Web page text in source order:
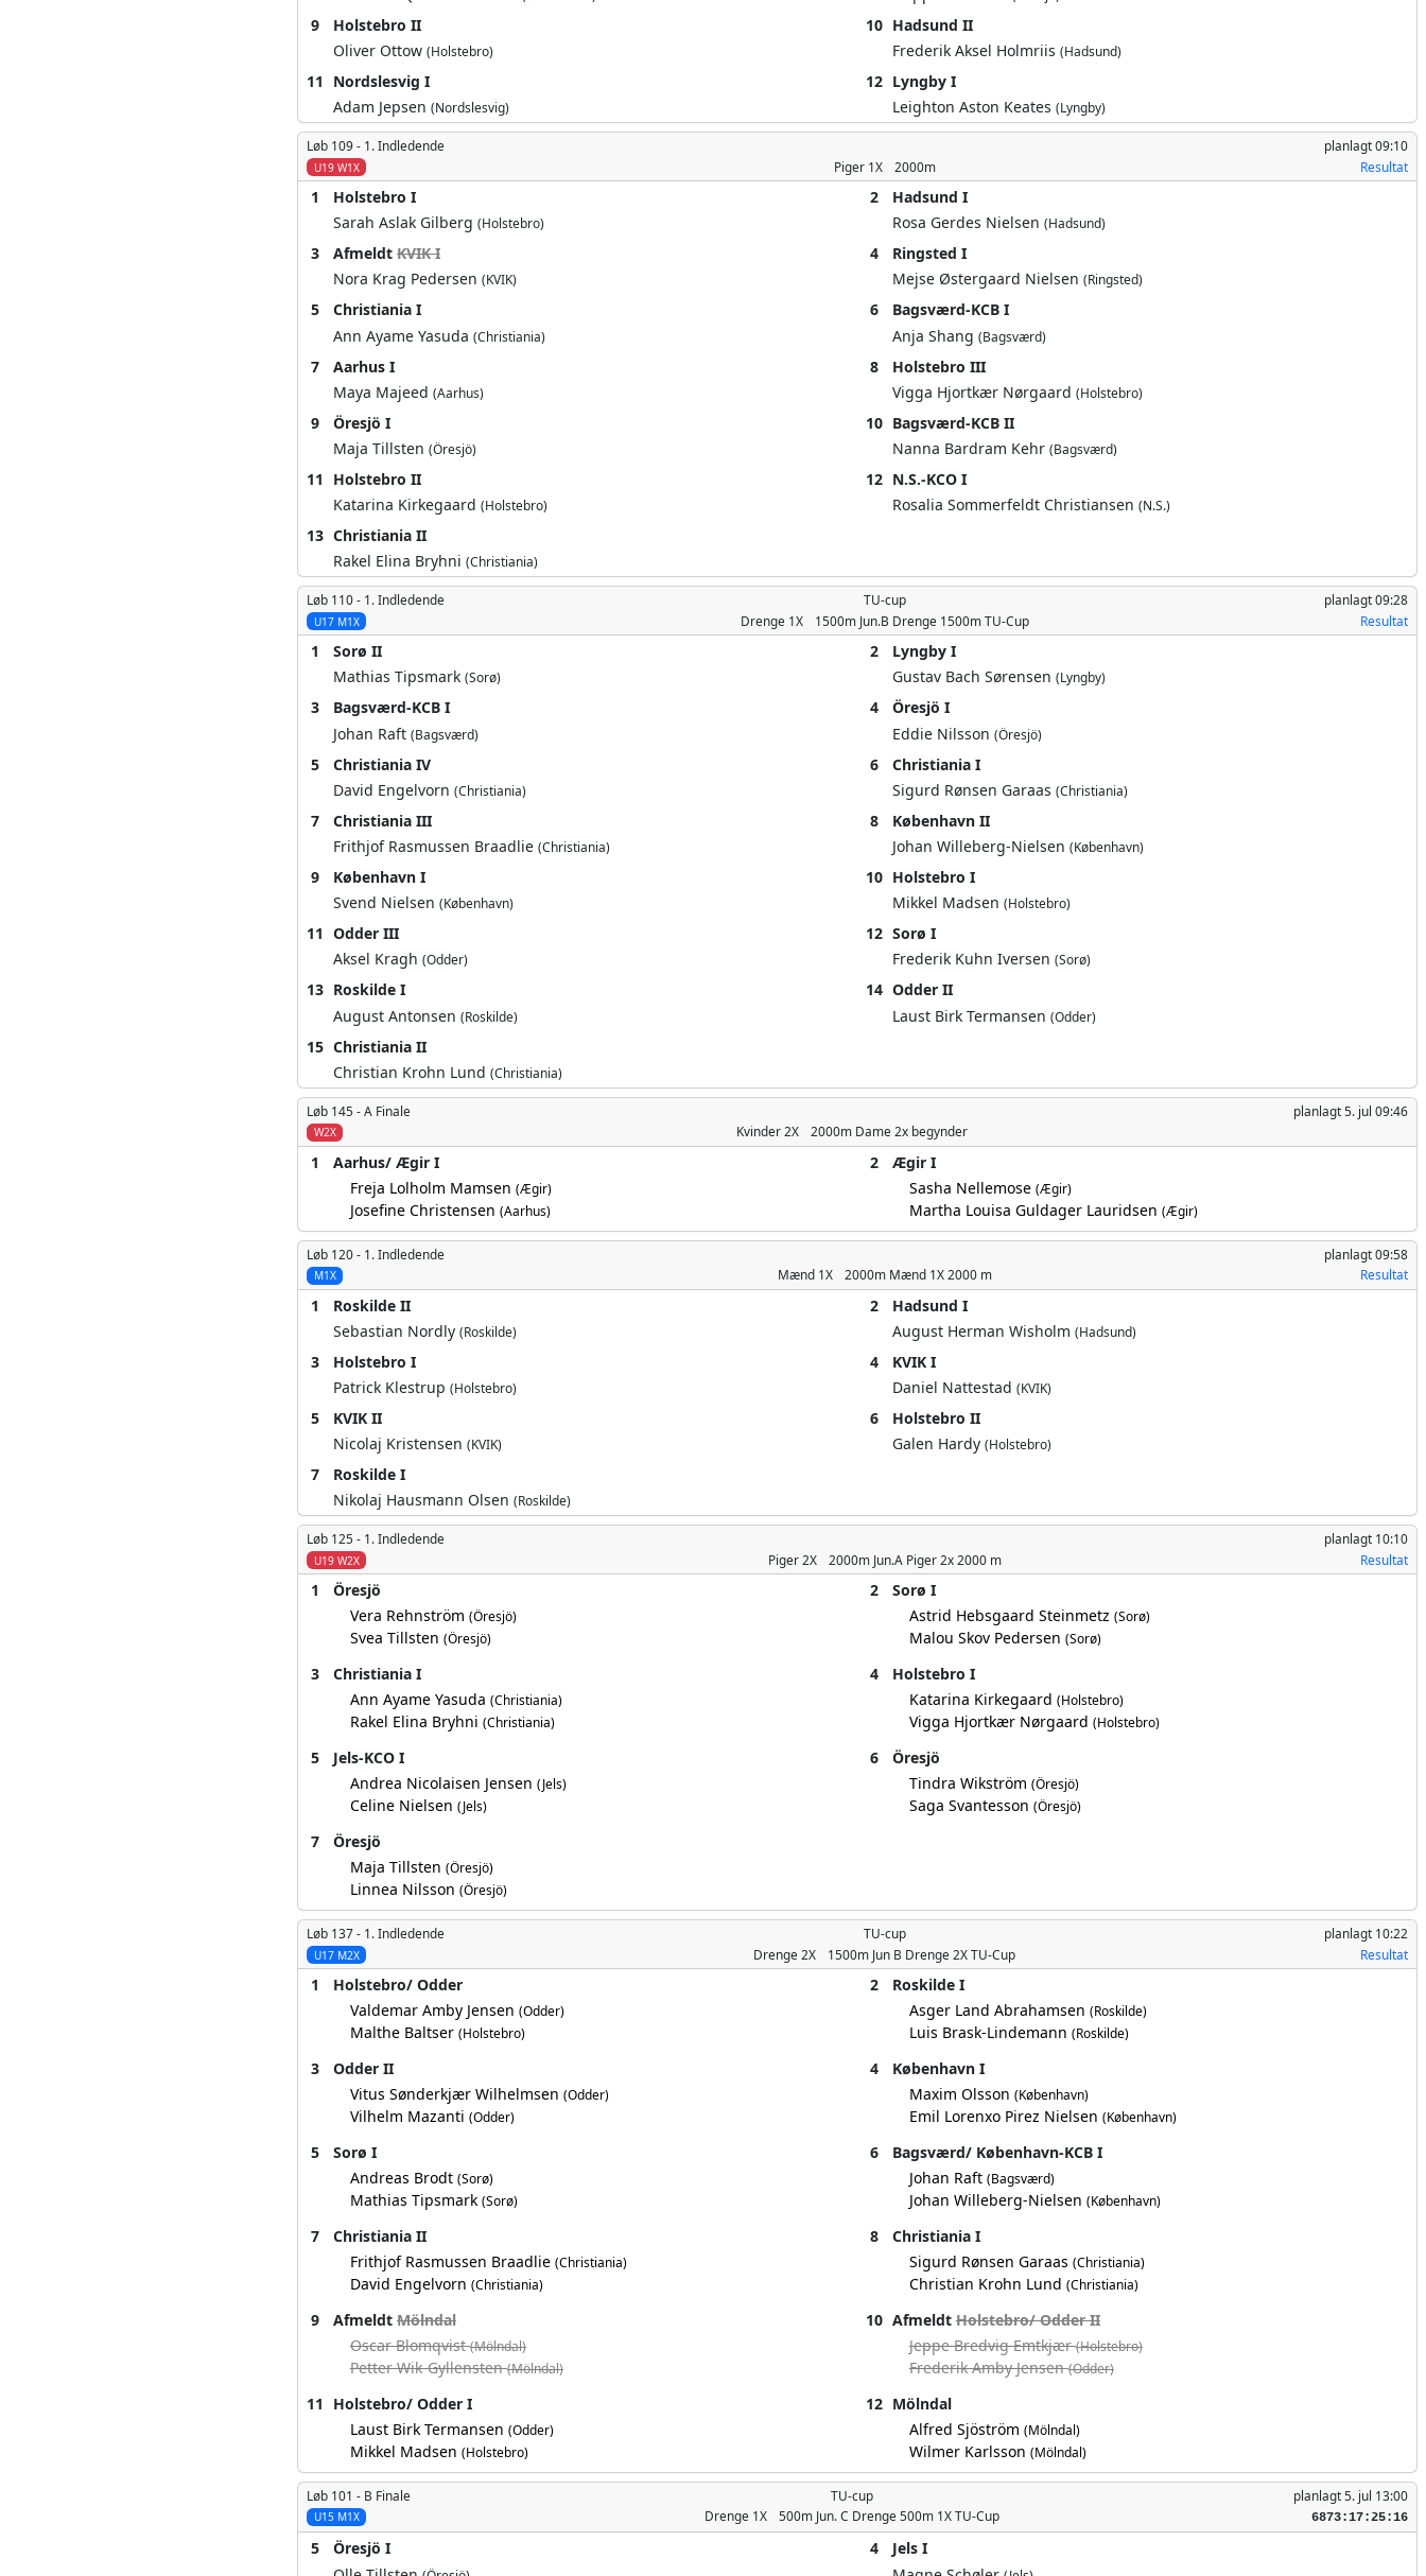
9
Holstebro II
Oliver Ottow (Holstebro)
10 Hadsund II
Frederik Aksel Holmriis (Hadsund)
11
Nordslesvig I
Adam Jepsen (Nordslesvig)
12 Lyngby I
Leighton Aston Keates (Lyngby)
Løb 109 - 1. Indledende planlagt09:10
U19 W1X Piger 1X 2000m Resultat
1
Holstebro I
Sarah Aslak Gilberg (Holstebro)
2
Hadsund I
Rosa Gerdes Nielsen (Hadsund)
3 AfmeldtKVIK I
Nora Krag Pedersen (KVIK)
4
Ringsted I
Mejse Østergaard Nielsen (Ringsted)
5
Christiania I
Ann Ayame Yasuda (Christiania)
6
Bagsværd-KCB I
Anja Shang (Bagsværd)
7
Aarhus I
Maya Majeed (Aarhus)
8
Holstebro III
Vigga Hjortkær Nørgaard (Holstebro)
9
Öresjö I
Maja Tillsten (Öresjö)
10 Bagsværd-KCB II
Nanna Bardram Kehr (Bagsværd)
11
Holstebro II
Katarina Kirkegaard (Holstebro)
12 N.S.-KCO I
Rosalia Sommerfeldt Christiansen (N.S.)
13 Christiania II
Rakel Elina Bryhni (Christiania)
Løb 110 - 1. Indledende TU-cup planlagt09:28
U17 M1X Drenge 1X 1500m Jun.B Drenge 1500m TU-Cup Resultat
1
Sorø II
Mathias Tipsmark (Sorø)
2
Lyngby I
Gustav Bach Sørensen (Lyngby)
3
Bagsværd-KCB I
Johan Raft (Bagsværd)
4
Öresjö I
Eddie Nilsson (Öresjö)
5
Christiania IV
David Engelvorn (Christiania)
6
Christiania I
Sigurd Rønsen Garaas (Christiania)
7
Christiania III
Frithjof Rasmussen Braadlie (Christiania)
8
København II
Johan Willeberg-Nielsen (København)
9
København I
Svend Nielsen (København)
10 Holstebro I
Mikkel Madsen (Holstebro)
11 Odder III
Aksel Kragh (Odder)
12 Sorø I
Frederik Kuhn Iversen (Sorø)
13 Roskilde I
August Antonsen (Roskilde)
14 Odder II
Laust Birk Termansen (Odder)
15 Christiania II
Christian Krohn Lund (Christiania)
Løb 145 -A Finale planlagt5. jul 09:46
W2X Kvinder 2X 2000m Dame 2x begynder
1
Aarhus/ Ægir I
Freja Lolholm Mamsen (Ægir)
Josefine Christensen (Aarhus)
2
Ægir I
Sasha Nellemose (Ægir)
Martha Louisa Guldager Lauridsen (Ægir)
Løb 120 - 1. Indledende planlagt09:58
M1X Mænd 1X 2000m Mænd 1X 2000 m Resultat
1
Roskilde II
Sebastian Nordly (Roskilde)
2
Hadsund I
August Herman Wisholm (Hadsund)
3
Holstebro I
Patrick Klestrup (Holstebro)
4
KVIK I
Daniel Nattestad (KVIK)
5
KVIK II
Nicolaj Kristensen (KVIK)
6
Holstebro II
Galen Hardy (Holstebro)
7
Roskilde I
Nikolaj Hausmann Olsen (Roskilde)
Løb 125 - 1. Indledende planlagt 10:10
U19 W2X Piger 2X 2000m Jun.A Piger 2x 2000 m Resultat
1
Öresjö
Vera Rehnström (Öresjö)
Svea Tillsten (Öresjö)
2
Sorø I
Astrid Hebsgaard Steinmetz (Sorø)
Malou Skov Pedersen (Sorø)
3
Christiania I
Ann Ayame Yasuda (Christiania)
Rakel Elina Bryhni (Christiania)
4
Holstebro I
Katarina Kirkegaard (Holstebro)
Vigga Hjortkær Nørgaard (Holstebro)
5
Jels-KCO I
Andrea Nicolaisen Jensen (Jels)
Celine Nielsen (Jels)
6
Öresjö
Tindra Wikström (Öresjö)
Saga Svantesson (Öresjö)
7
Öresjö
Maja Tillsten (Öresjö)
Linnea Nilsson (Öresjö)
Løb 137 - 1. Indledende TU-cup planlagt 10:22
U17 M2X Drenge 2X 1500m Jun B Drenge 2X TU-Cup Resultat
1
Holstebro/ Odder
Valdemar Amby Jensen (Odder)
Malthe Baltser (Holstebro)
2
Roskilde I
Asger Land Abrahamsen (Roskilde)
Luis Brask-Lindemann (Roskilde)
3
Odder II
Vitus Sønderkjær Wilhelmsen (Odder)
Vilhelm Mazanti (Odder)
4
København I
Maxim Olsson (København)
Emil Lorenxo Pirez Nielsen (København)
5
Sorø I
Andreas Brodt (Sorø)
Mathias Tipsmark (Sorø)
6
Bagsværd/ København-KCB I
Johan Raft (Bagsværd)
Johan Willeberg-Nielsen (København)
7
Christiania II
Frithjof Rasmussen Braadlie (Christiania)
David Engelvorn (Christiania)
8
Christiania I
Sigurd Rønsen Garaas (Christiania)
Christian Krohn Lund (Christiania)
9 AfmeldtMölndal
Oscar Blomqvist(Mölndal)
Petter Wik-Gyllensten(Mölndal)
10 AfmeldtHolstebro/ Odder II
Jeppe Bredvig Emtkjær(Holstebro)
Frederik Amby Jensen(Odder)
11
Holstebro/ Odder I
Laust Birk Termansen (Odder)
Mikkel Madsen (Holstebro)
12 Mölndal
Alfred Sjöström (Mölndal)
Wilmer Karlsson (Mölndal)
Løb 101 - B Finale TU-cup planlagt5. jul 13:00
U15 M1X Drenge 1X 500m Jun. C Drenge 500m 1X TU-Cup 6873:17:26:06
5
Öresjö I
4
Jels I